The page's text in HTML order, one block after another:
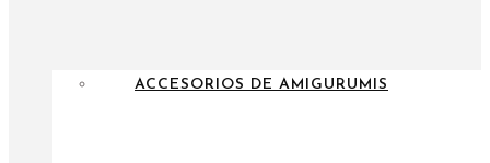
ACCESORIOS DE AMIGURUMIS